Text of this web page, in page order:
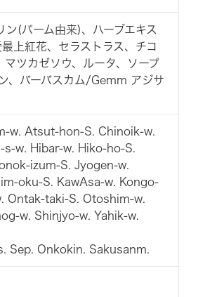
(パーム由来)、ハーブエキス
上紅花、セラストラス、チコ
マツカゼソウ、ルータ、ソープ
、バーバスカム/Gemm アジサ
w. Atsut-hon-S. Chinoik-w.
w. Hibar-w. Hiko-ho-S.
izum-S. Jyogen-w.
oku-S. KawAsa-w. Kongo-
Ontak-taki-S. Otoshim-w.
w. Shinjyo-w. Yahik-w.
Sep. Onkokin. Sakusanm.